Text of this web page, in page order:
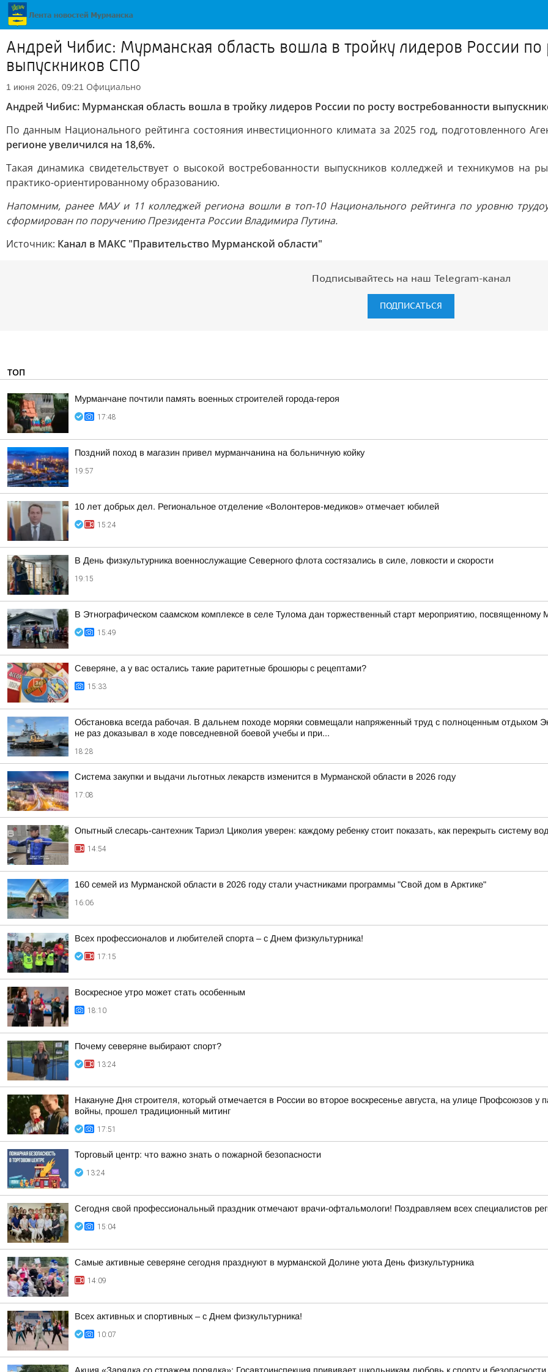
Андрей Чибис: Мурманская область вошла в тройку лидеров России по
выпускников СПО
1 июня 2026, 09:21 Официально
Андрей Чибис: Мурманская область вошла в тройку лидеров России по росту востребованности
По данным Национального рейтинга состояния инвестиционного климата за 2025 год, подготовленного
регионе увеличился на 18,6%.
Такая динамика свидетельствует о высокой востребованности выпускников колледжей и техникумов на
практико-ориентированному образованию.
Напомним, ранее МАУ и 11 колледжей региона вошли в топ-10 Национального рейтинга по уровню
сформирован по поручению Президента России Владимира Путина.
Источник: Канал в МАКС "Правительство Мурманской области"
Подписывайтесь на наш Telegram-канал
ПОДПИСАТЬСЯ
ТОП
Мурманчане почтили память военных строителей города-героя
17:48
Поздний поход в магазин привел мурманчанина на больничную койку
19:57
10 лет добрых дел. Региональное отделение «Волонтеров-медиков» отмечает юбилей
15:24
В День физкультурника военнослужащие Северного флота состязались в силе, ловкости и скорости
19:15
В Этнографическом саамском комплексе в селе Тулома дан торжественный старт мероприятию,
15:49
Северяне, а у вас остались такие раритетные брошюры с рецептами?
15:33
Обстановка всегда рабочая. В дальнем походе моряки совмещали напряженный труд с полноценным отдыхом
не раз доказывал в ходе повседневной боевой учебы и при...
18:28
Система закупки и выдачи льготных лекарств изменится в Мурманской области в 2026 году
17:08
Опытный слесарь-сантехник Тариэл Циколия уверен: каждому ребенку стоит показать, как перекрыть систему
14:54
160 семей из Мурманской области в 2026 году стали участниками программы "Свой дом в Арктике"
16:06
Всех профессионалов и любителей спорта – с Днем физкультурника!
17:15
Воскресное утро может стать особенным
18:10
Почему северяне выбирают спорт?
13:24
Накануне Дня строителя, который отмечается в России во второе воскресенье августа, на улице Профсоюзов у
войны, прошел традиционный митинг
17:51
Торговый центр: что важно знать о пожарной безопасности
13:24
Сегодня свой профессиональный праздник отмечают врачи-офтальмологи! Поздравляем всех специалистов
15:04
Самые активные северяне сегодня празднуют в мурманской Долине уюта День физкультурника
14:09
Всех активных и спортивных – с Днем физкультурника!
10:07